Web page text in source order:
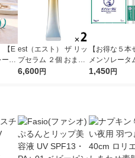
【E
タ
ャ
est（エスト） ザ リッ
プセラム ２個 おまけ
付き
6,600円
【お得な５本
メンソレータ
ップスティッ
定
1,450円